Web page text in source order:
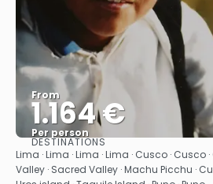
From
1.164 €
Per person
See
DESTINATIONS
Lima · Lima · Lima · Lima · Cusco ·
Valley · Sacred Valley · Machu Picchu ·